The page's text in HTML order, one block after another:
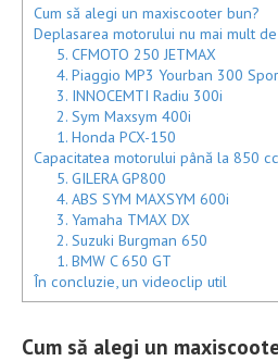
Cum să alegi un maxiscooter bun?
Deplasarea motorului nu mai mult
5. CFMOTO 250 JETMAX
4. Piaggio MP3 Yourban 300
3. INNOCEMTI Radiu 300i
2. Sym Maxsym 400i
1. Honda PCX-150
Capacitatea motorului până la 850 cc
5. GILERA GP800
4. ABS SYM MAXSYM 600i
3. Yamaha TMAX DX
2. Suzuki Burgman 650
1. BMW C 650 GT
În concluzie, un videoclip util
Cum să alegi un